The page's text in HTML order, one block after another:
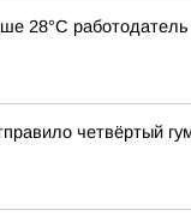
28°C работодатель
четвёртый